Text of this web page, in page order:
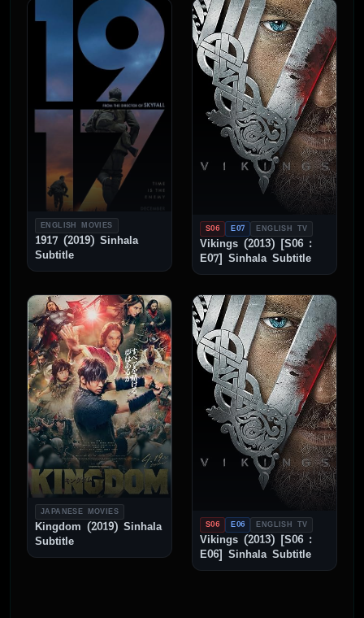
ENGLISH MOVIES
1917 (2019) Sinhala
Subtitle
S06 E07 ENGLISH TV
Vikings (2013) [S06 :
E07] Sinhala Subtitle
JAPANESE MOVIES
Kingdom (2019) Sinhala
Subtitle
S06 E06 ENGLISH TV
Vikings (2013) [S06 :
E06] Sinhala Subtitle